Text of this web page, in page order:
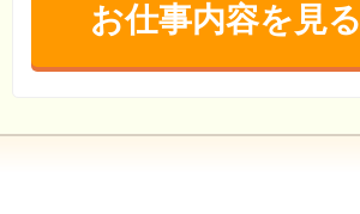
お仕事内容を見る